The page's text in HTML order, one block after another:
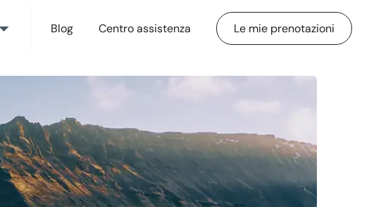
Blog Centro assistenza Le mie prenotazioni